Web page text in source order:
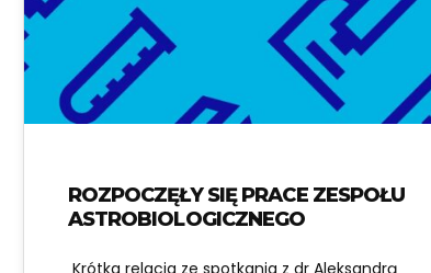
ROZPOCZĘŁY SIĘ PRACE ZESPOŁU
ASTROBIOLOGICZNEGO
Krótka relacja ze spotkania z dr Aleksandrą